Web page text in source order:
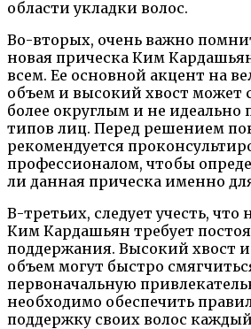
области укладки волос.
Во-вторых, очень важно
новая прическа Ким
всем. Ее основной акцент на
объем и высокий хвост может
более округлым и не идеально
типов лиц. Перед решением
рекомендуется
профессионалом, чтобы
ли данная прическа именно
В-третьих, следует учесть, что
Ким Кардашьян требует
поддержания. Высокий хвост
объем могут быстро
первоначальную
необходимо обеспечить
поддержку своих волос